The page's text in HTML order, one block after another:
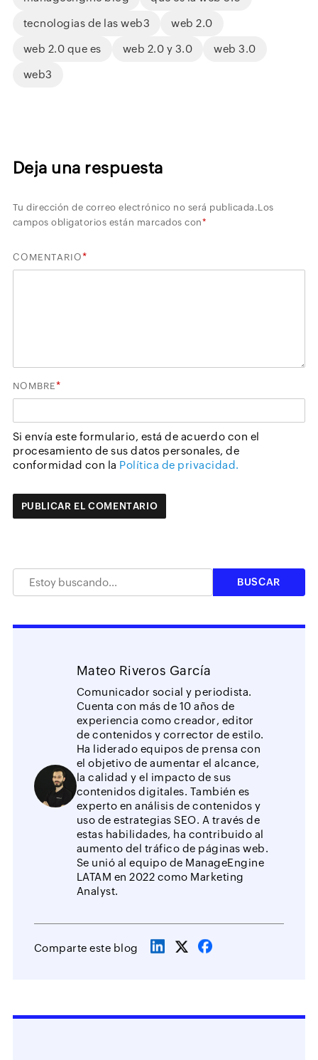
tecnologias de las web3 web 2.0
web 2.0 que es web 2.0 y 3.0 web 3.0
web3
Deja una respuesta
Tu dirección de correo electrónico no será publicada.Los
campos obligatorios están marcados con*
COMENTARIO*
NOMBRE*
Si envía este formulario, está de acuerdo con el
procesamiento de sus datos personales, de
conformidad con la Política de privacidad.
Mateo Riveros García
Comunicador social y periodista.
Cuenta con más de 10 años de
experiencia como creador, editor
de contenidos y corrector de estilo.
Ha liderado equipos de prensa con
el objetivo de aumentar el alcance,
la calidad y el impacto de sus
contenidos digitales. También es
experto en análisis de contenidos y
uso de estrategias SEO. A través de
estas habilidades, ha contribuido al
aumento del tráfico de páginas web.
Se unió al equipo de ManageEngine
LATAM en 2022 como Marketing
Analyst.
Comparte este blog